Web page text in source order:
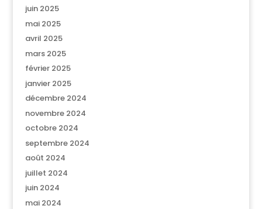
juin 2025
mai 2025
avril 2025
mars 2025
février 2025
janvier 2025
décembre 2024
novembre 2024
octobre 2024
septembre 2024
août 2024
juillet 2024
juin 2024
mai 2024